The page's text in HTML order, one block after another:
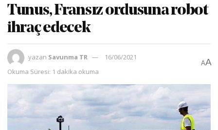
Tunus, Fransız ordusuna robot
ihraç edecek
yazan Savunma TR
16/06/2021
Okuma Süresi: 1 dakika okuma
AA